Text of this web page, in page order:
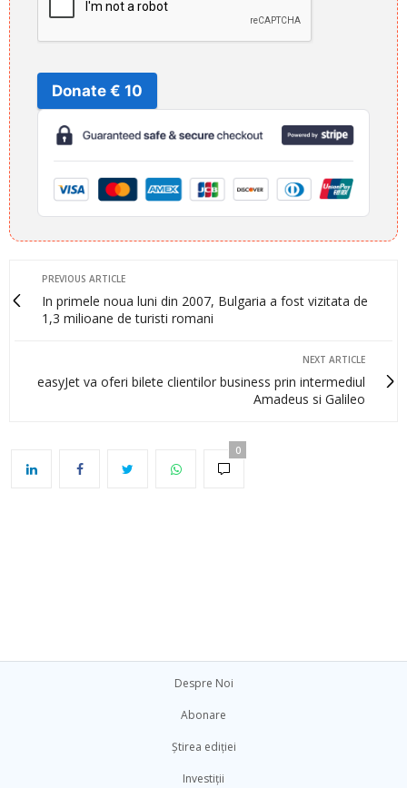
Donate € 10
PREVIOUS ARTICLE
In primele noua luni din 2007, Bulgaria a fost vizitata de
1,3 milioane de turisti romani
NEXT ARTICLE
easyJet va oferi bilete clientilor business prin intermediul
Amadeus si Galileo
0
Despre Noi
Abonare
Știrea ediției
Investiții